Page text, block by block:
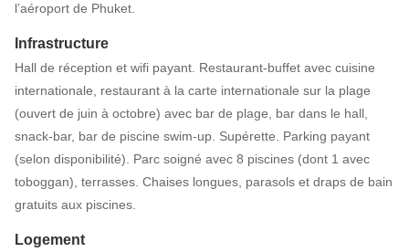
l’aéroport de Phuket.
Infrastructure
Hall de réception et wifi payant. Restaurant-buffet avec cuisine
internationale, restaurant à la carte internationale sur la plage
(ouvert de juin à octobre) avec bar de plage, bar dans le hall,
snack-bar, bar de piscine swim-up. Supérette. Parking payant
(selon disponibilité). Parc soigné avec 8 piscines (dont 1 avec
toboggan), terrasses. Chaises longues, parasols et draps de bain
gratuits aux piscines.
Logement